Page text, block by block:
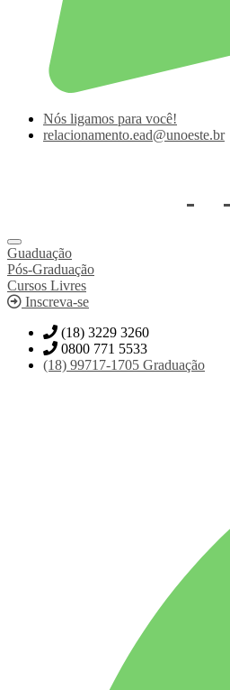
Nós ligamos para você!
relacionamento.ead@unoeste.br
Guaduação
Pós-Graduação
Cursos Livres
Inscreva-se
(18) 3229 3260
0800 771 5533
(18) 99717-1705 Graduação